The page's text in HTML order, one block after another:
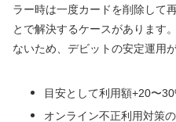
ラー時は一度カードを削除して
とで解決するケースがあります
ないため、デビットの安定運用
目安として利用額+20〜
オンライン不正利用対策